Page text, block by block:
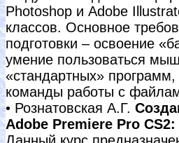
Photoshop и Adobe
классов. Основное
подготовки – освоение
умение пользоваться
«стандартных»
команды работы с
• Рознатовская А.Г.
Adobe Premiere Pro